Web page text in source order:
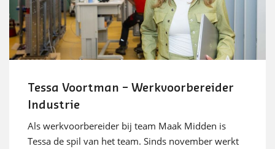
Tessa Voortman – Werkvoorbereider
Industrie
Als werkvoorbereider bij team Maak Midden is
Tessa de spil van het team. Sinds november werkt